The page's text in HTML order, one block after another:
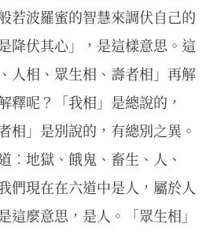
若波羅蜜的智慧來調伏自己的
降伏其心」，是這樣意思。這
人相、眾生相、壽者相」再解
釋呢？「我相」是總說的，
相」是別說的，有總別之異。
︰地獄、餓鬼、畜生、人、
們現在在六道中是人，屬於人
這麼意思，是人。「眾生相」